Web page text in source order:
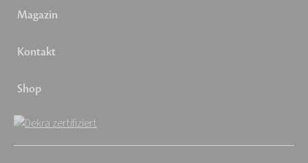
Magazin
Kontakt
Shop